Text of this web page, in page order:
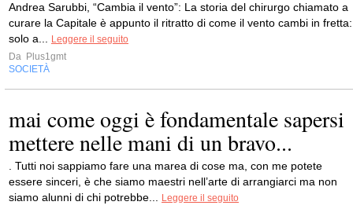
Andrea Sarubbi, “Cambia il vento”: La storia del chirurgo chiamato a
curare la Capitale è appunto il ritratto di come il vento cambi in fretta:
solo a...
Leggere il seguito
Da Plus1gmt
SOCIETÀ
mai come oggi è fondamentale sapersi
mettere nelle mani di un bravo...
. Tutti noi sappiamo fare una marea di cose ma, con me potete
essere sinceri, è che siamo maestri nell’arte di arrangiarci ma non
siamo alunni di chi potrebbe...
Leggere il seguito